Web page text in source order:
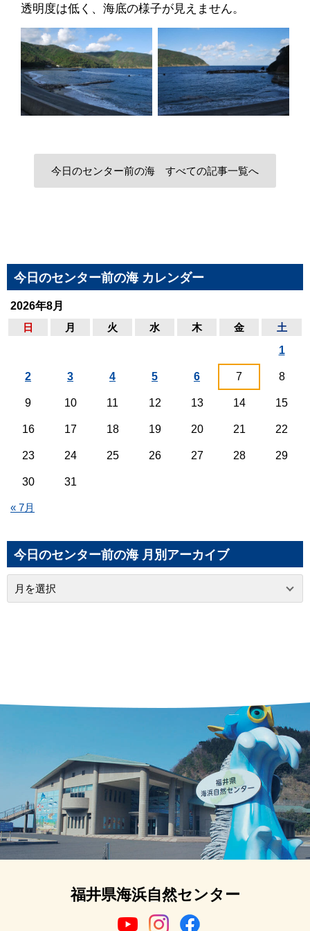
透明度は低く、海底の様子が見えません。
今日のセンター前の海 すべての記事一覧へ
今日のセンター前の海 カレンダー
2026年8月
日
月 火 水 木 金 土
« 7月
1
2 3 4 5 6 7 8
9 10 11 12 13 14 15
16 17 18 19 20 21 22
23 24 25 26 27 28 29
30 31
今日のセンター前の海 月別アーカイブ
福井県海浜自然センター